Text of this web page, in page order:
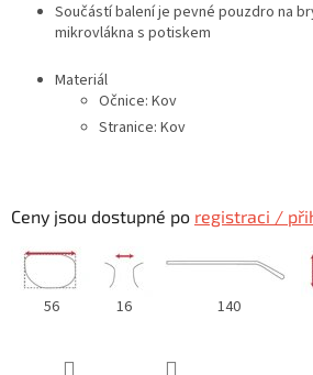
Součástí balení je pevné pouzdro na
mikrovlákna s potiskem
Materiál
Očnice: Kov
Stranice: Kov
Ceny jsou dostupné po registraci /
56 16 140